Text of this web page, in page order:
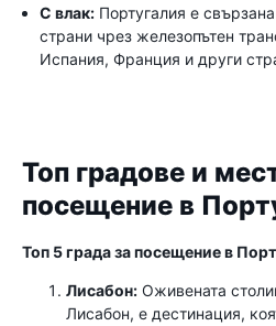
С влак: Португалия е
страни чрез железопътен
Испания, Франция и други
Топ градове и
посещение в
Топ 5 града за посещение в
Лисабон: Оживената
Лисабон, е дестинация,